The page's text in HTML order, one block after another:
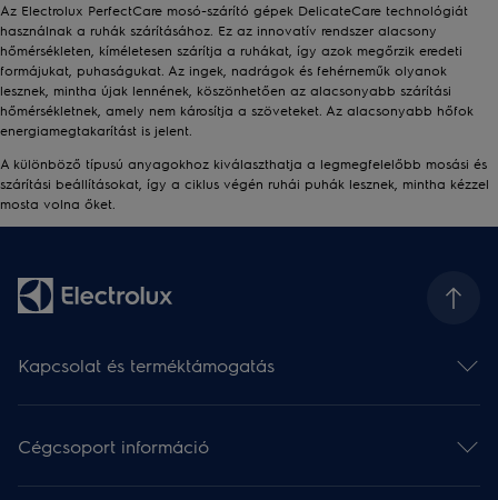
Az Electrolux PerfectCare mosó-szárító gépek DelicateCare technológiát
használnak a ruhák szárításához. Ez az innovatív rendszer alacsony
hőmérsékleten, kíméletesen szárítja a ruhákat, így azok megőrzik eredeti
formájukat, puhaságukat. Az ingek, nadrágok és fehérneműk olyanok
lesznek, mintha újak lennének, köszönhetően az alacsonyabb szárítási
hőmérsékletnek, amely nem károsítja a szöveteket. Az alacsonyabb hőfok
energiamegtakarítást is jelent.
A különböző típusú anyagokhoz kiválaszthatja a legmegfelelőbb mosási és
szárítási beállításokat, így a ciklus végén ruhái puhák lesznek, mintha kézzel
mosta volna őket.
Kapcsolat és terméktámogatás
Hírlevél
Terméktámogatás
Termékregisztráció
Cégcsoport információ